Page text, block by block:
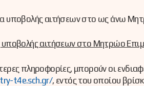
υποβολής αιτήσεων στο ως άνω
υποβολής αιτήσεων στο Μητρώο
πληροφορίες, μπορούν οι
t4e.sch.gr/, εντός του οποίου